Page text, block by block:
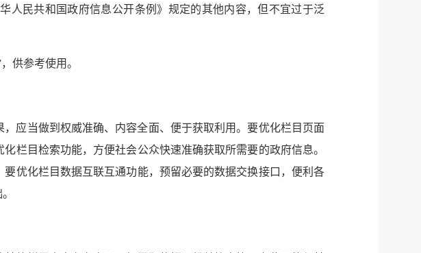
人民共和国政府信息公开条例》规定的其他内容，但不宜过于泛
供参考使用。
应当做到权威准确、内容全面、便于获取利用。要优化栏目页面
栏目检索功能，方便社会公众快速准确获取所需要的政府信息。
优化栏目数据互联互通功能，预留必要的数据交换接口，便利各